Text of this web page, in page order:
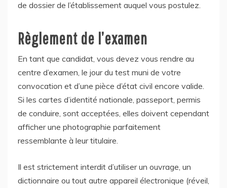
de dossier de l’établissement auquel vous postulez.
Règlement de l’examen
En tant que candidat, vous devez vous rendre au
centre d’examen, le jour du test muni de votre
convocation et d’une pièce d’état civil encore valide.
Si les cartes d’identité nationale, passeport, permis
de conduire, sont acceptées, elles doivent cependant
afficher une photographie parfaitement
ressemblante à leur titulaire.
Il est strictement interdit d’utiliser un ouvrage, un
dictionnaire ou tout autre appareil électronique (réveil,